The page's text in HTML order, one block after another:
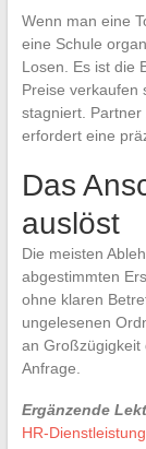
Wenn man eine
eine Schule
Losen. Es ist die
Preise verkaufen
stagniert. Partner
erfordert eine
Das
auslöst
Die meisten
abgestimmten
ohne klaren
ungelesenen
an Großzügigkeit
Anfrage.
Ergänzende
HR-